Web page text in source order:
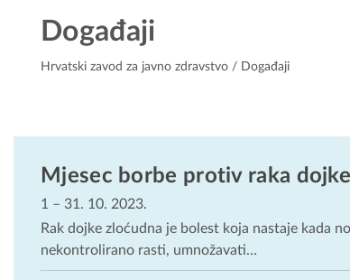
Događaji
Hrvatski zavod za javno zdravstvo / Događaji
Mjesec borbe protiv raka dojke
1 – 31. 10. 2023.
Rak dojke zloćudna je bolest koja nastaje kada
nekontrolirano rasti, umnožavati…